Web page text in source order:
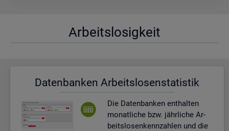
Ar­beits­lo­sig­keit
Da­ten­ban­ken Ar­beits­lo­sen­sta­tis­tik
Die Da­ten­ban­ken ent­hal­ten
mo­nat­li­che bzw. jähr­li­che Ar­
beits­lo­sen­kenn­zah­len und die